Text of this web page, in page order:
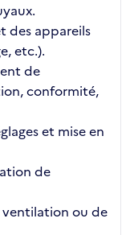
des appareils
etc.).
de
conformité,
et mise en
de
ou de